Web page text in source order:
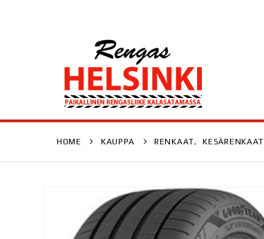
HOME KAUPPA RENKAAT, KESÄRENKAAT